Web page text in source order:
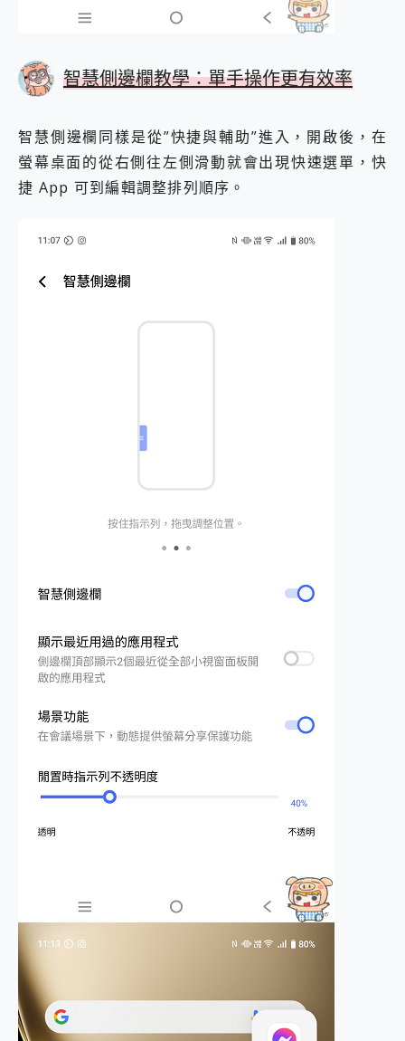
智慧側邊欄教學：單手操作更有效率
智慧側邊欄同樣是從”快捷與輔助”進入，開啟後，在
螢幕桌面的從右側往左側滑動就會出現快速選單，快
捷 App 可到編輯調整排列順序。